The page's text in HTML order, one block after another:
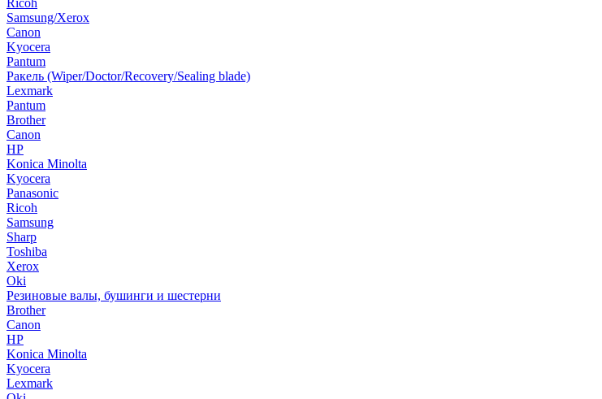
Ricoh
Samsung/Xerox
Canon
Kyocera
Pantum
Ракель (Wiper/Doctor/Recovery/Sealing blade)
Lexmark
Pantum
Brother
Canon
HP
Konica Minolta
Kyocera
Panasonic
Ricoh
Samsung
Sharp
Toshiba
Xerox
Oki
Резиновые валы, бушинги и шестерни
Brother
Canon
HP
Konica Minolta
Kyocera
Lexmark